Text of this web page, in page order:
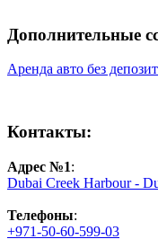
Дополнительные
Аренда авто без
Контакты:
Адрес №1:
Dubai Creek Harbour -
Телефоны:
+971-50-60-599-03